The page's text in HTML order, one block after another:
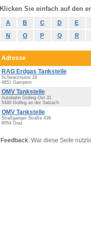
Klicken Sie einfach auf den
A B C D
E
N
O P Q R
Adresse
RAG Erdgas Tankstelle
Schwarzmoos 28
4851 Gampern
OMV Tankstelle
Autobahn Golling Ost 31
5440 Golling an der Salzach
OMV Tankstelle
Straßganger Straße 436
8054 Graz
Feedback: War diese Seite